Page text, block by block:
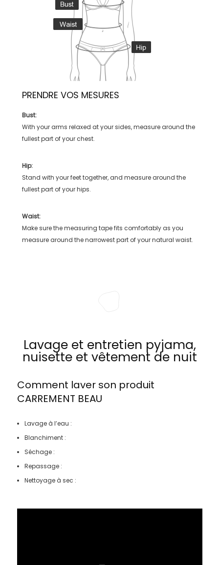
PRENDRE VOS MESURES
Bust:
With your arms relaxed at your sides, measure around the
fullest part of your chest.
Hip:
Stand with your feet together, and measure around the
fullest part of your hips.
Waist:
Make sure the measuring tape fits comfortably as you
measure around the narrowest part of your natural waist.
Lavage et entretien pyjama,
nuisette et vêtement de nuit
Comment laver son produit
CARREMENT BEAU
Lavage à l’eau :
Blanchiment :
Séchage :
Repassage :
Nettoyage à sec :